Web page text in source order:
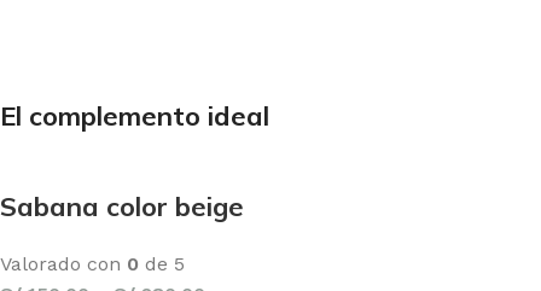
El complemento ideal
Sabana color beige
Valorado con 0 de 5